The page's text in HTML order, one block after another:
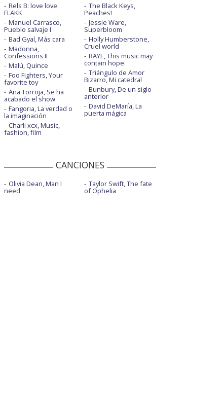
Rels B: love love
FLAKK
Manuel Carrasco,
Pueblo salvaje I
Bad Gyal, Más cara
Madonna,
Confessions II
Malú, Quince
Foo Fighters, Your
favorite toy
Ana Torroja, Se ha
acabado el show
Fangoria, La verdad o
la imaginación
Charli xcx, Music,
fashion, film
The Black Keys,
Peaches!
Jessie Ware,
Superbloom
Holly Humberstone,
Cruel world
RAYE, This music may
contain hope.
Triángulo de Amor
Bizarro, Mi catedral
Bunbury, De un siglo
anterior
David DeMaría, La
puerta mágica
CANCIONES
Olivia Dean, Man I
need
Taylor Swift, The fate
of Ophelia